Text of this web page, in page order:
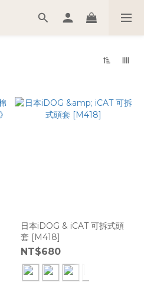
日本iDOG & iCAT 可拆式頭
套 [M418]
NT$680